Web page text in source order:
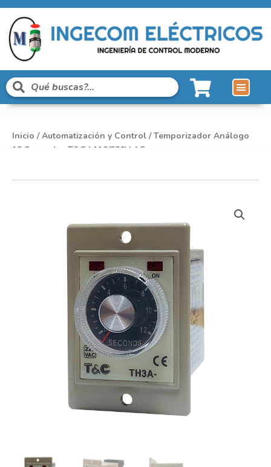
Inicio /Automatización y Control / Temporizador Análogo
12 Segundos T&C | 110/220V AC